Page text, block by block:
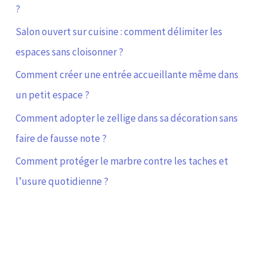
?
Salon ouvert sur cuisine : comment délimiter les
espaces sans cloisonner ?
Comment créer une entrée accueillante même dans
un petit espace ?
Comment adopter le zellige dans sa décoration sans
faire de fausse note ?
Comment protéger le marbre contre les taches et
l’usure quotidienne ?